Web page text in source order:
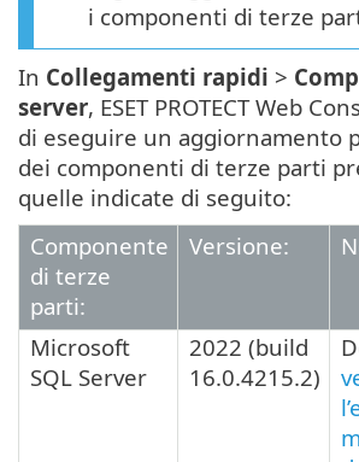
i componenti di terze
In Collegamenti rapidi >
server, ESET PROTECT Web
di eseguire un aggiornamento
dei componenti di terze parti
quelle indicate di seguito:
Componente
di terze
parti:
Versione:
Microsoft
SQL Server
2022 (build
16.0.4215.2)